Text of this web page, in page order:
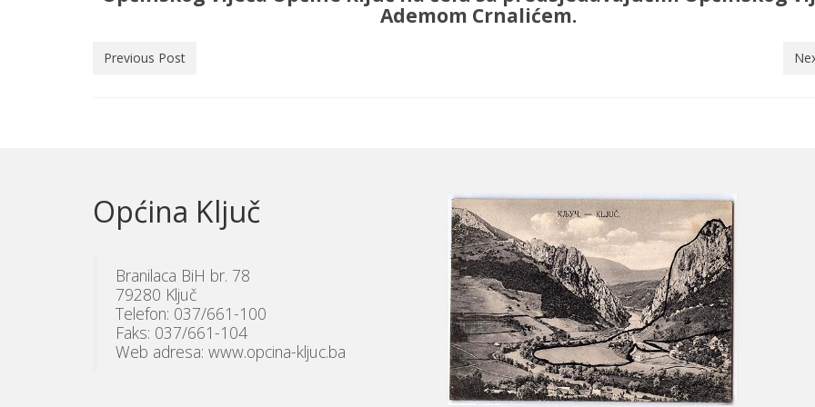
Ademom Crnalićem.
Previous Post
Općina Ključ
Branilaca BiH br. 78
79280 Ključ
Telefon: 037/661-100
Faks: 037/661-104
Web adresa: www.opcina-kljuc.ba